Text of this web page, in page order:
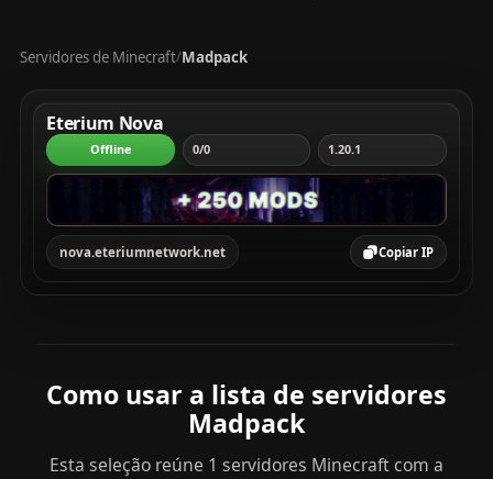
Servidores de Minecraft/Madpack
Tabela com servidores Minecraft, mostrando rank,
nova.eteriumnetwork.net Copiar IP
Eterium Nova
Offline 0/0 1.20.1
Como usar a lista de servidores
Madpack
Esta seleção reúne 1 servidores Minecraft com a